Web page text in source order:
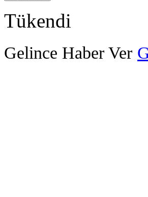
Tükendi
Gelince Haber Ver